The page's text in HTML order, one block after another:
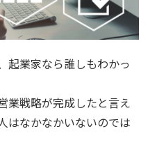
起業家なら誰しもわかっ
業戦略が完成したと言え
はなかなかいないのでは